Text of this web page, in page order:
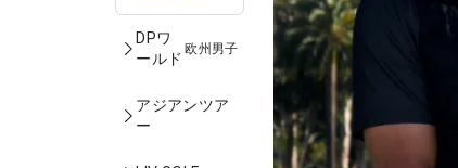
DPワ
ールド
欧州男子
アジアンツア
ー